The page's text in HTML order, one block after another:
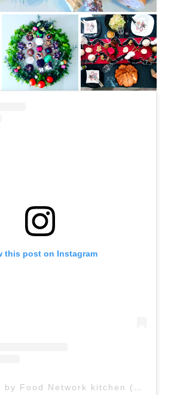
this post on Instagram
A post shared by Food Network kitchen (@vkusnobezmeso)